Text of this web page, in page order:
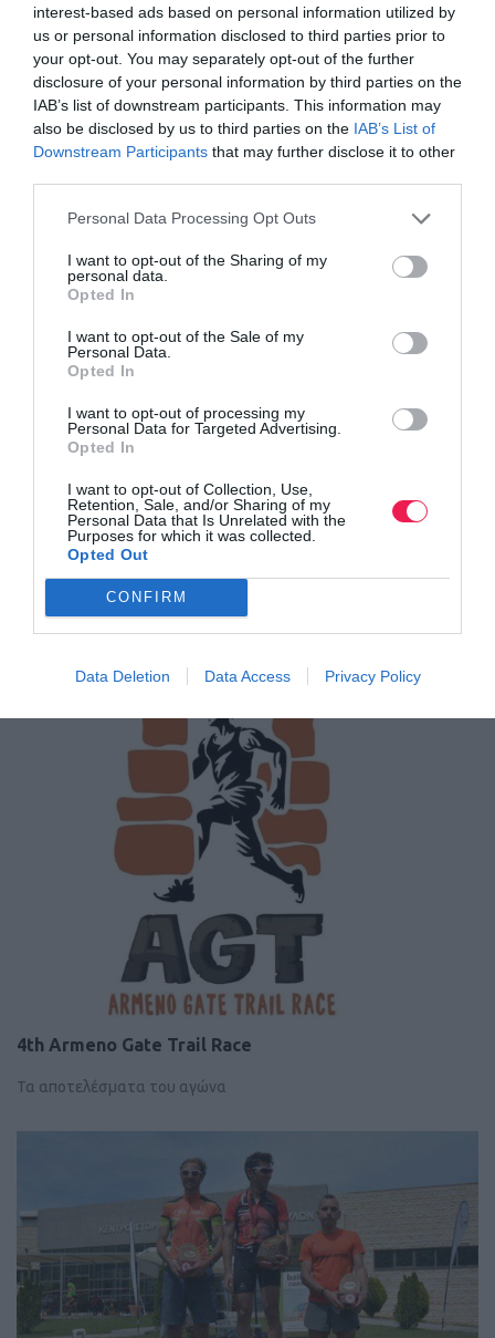
interest-based ads based on personal information utilized by
us or personal information disclosed to third parties prior to
your opt-out. You may separately opt-out of the further
disclosure of your personal information by third parties on the
IAB’s list of downstream participants. This information may
also be disclosed by us to third parties on the IAB’s List of
Downstream Participants that may further disclose it to other
Personal Data Processing Opt Outs
I want to opt-out of the Sharing of my
personal data.
Opted In
I want to opt-out of the Sale of my
Personal Data.
Opted In
I want to opt-out of processing my
Personal Data for Targeted Advertising.
Opted In
I want to opt-out of Collection, Use,
Retention, Sale, and/or Sharing of my
Personal Data that Is Unrelated with the
Purposes for which it was collected.
Opted Out
CONFIRM
Data Deletion Data Access Privacy Policy
8ος Αγώνας Δρόμου Λιμένων Μεγάρων – Νέας
Περάμου 9 …
TihioRace Ultra Edition 2026
Τα αποτελέσματα
4th Armeno Gate Trail Race
Τα αποτελέσματα του αγώνα